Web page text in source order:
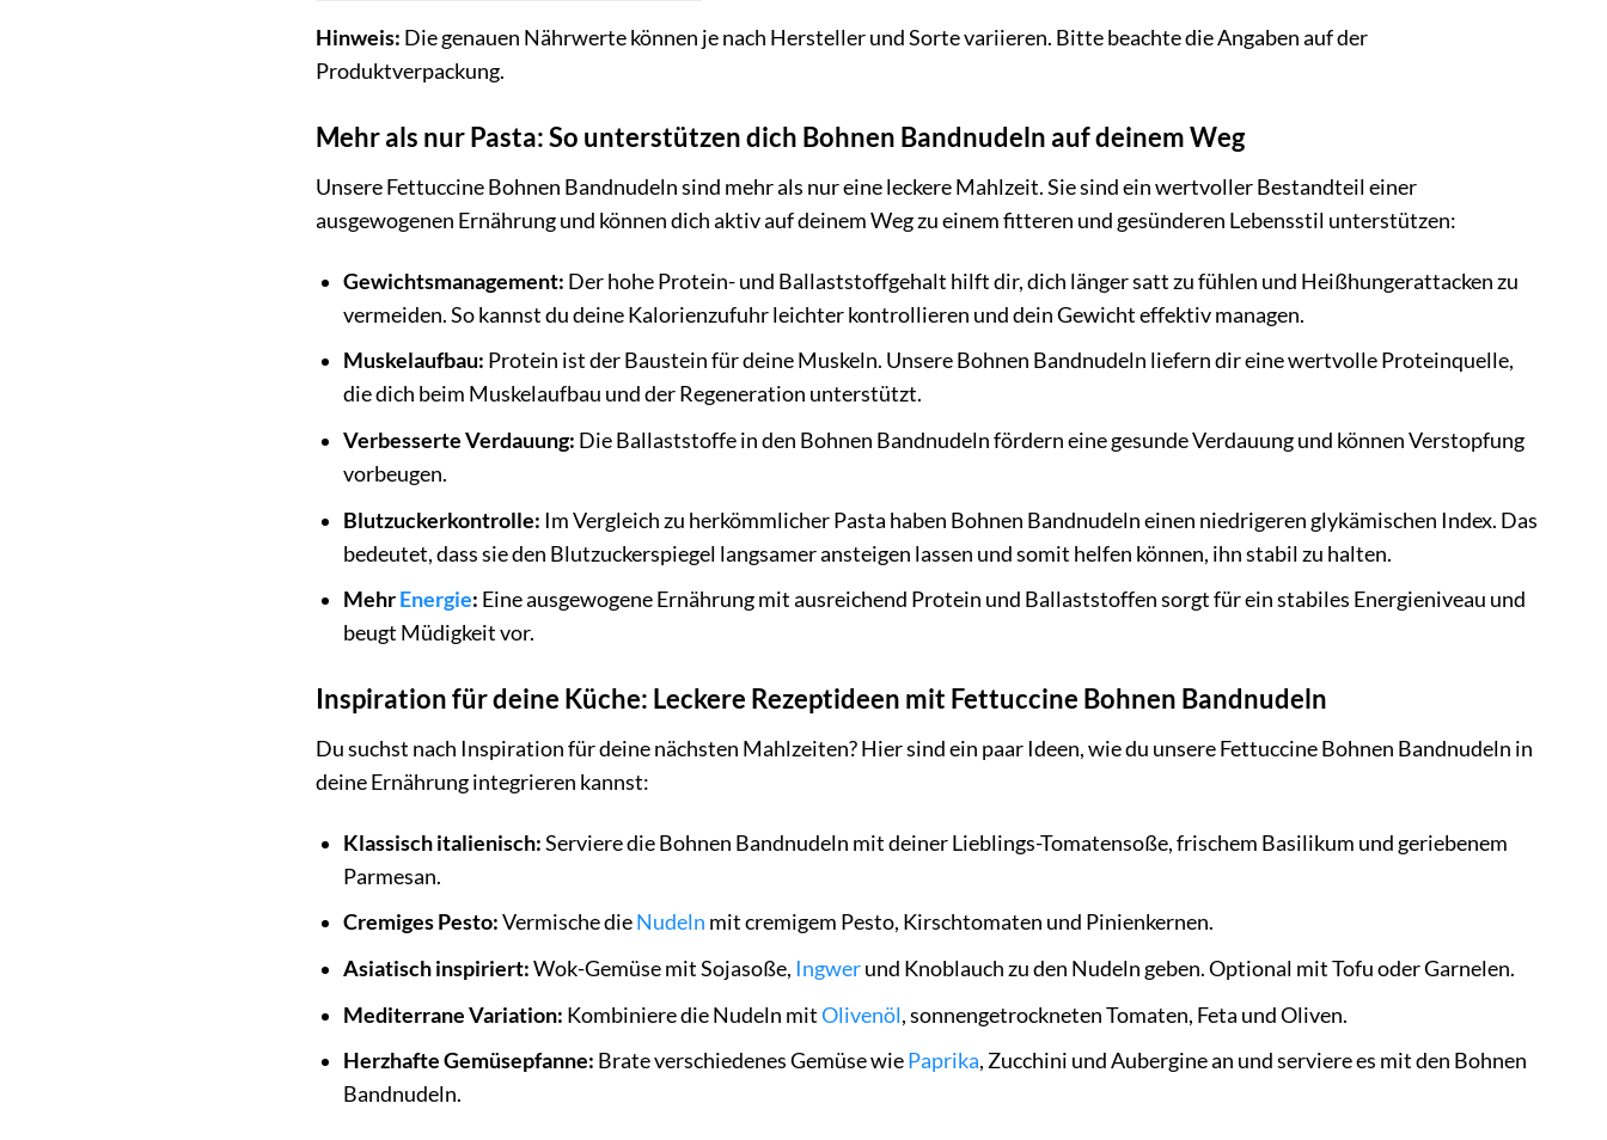
Hinweis: Die genauen Nährwerte können je nach Hersteller und Sorte variieren. Bitte beachte die Angaben auf der
Produktverpackung.
Mehr als nur Pasta: So unterstützen dich Bohnen Bandnudeln auf deinem Weg
Unsere Fettuccine Bohnen Bandnudeln sind mehr als nur eine leckere Mahlzeit. Sie sind ein wertvoller Bestandteil einer
ausgewogenen Ernährung und können dich aktiv auf deinem Weg zu einem fitteren und gesünderen Lebensstil unterstützen:
Gewichtsmanagement: Der hohe Protein- und Ballaststoffgehalt hilft dir, dich länger satt zu fühlen und Heißhungerattacken zu
vermeiden. So kannst du deine Kalorienzufuhr leichter kontrollieren und dein Gewicht effektiv managen.
Muskelaufbau: Protein ist der Baustein für deine Muskeln. Unsere Bohnen Bandnudeln liefern dir eine wertvolle Proteinquelle,
die dich beim Muskelaufbau und der Regeneration unterstützt.
Verbesserte Verdauung: Die Ballaststoffe in den Bohnen Bandnudeln fördern eine gesunde Verdauung und können Verstopfung
vorbeugen.
Blutzuckerkontrolle: Im Vergleich zu herkömmlicher Pasta haben Bohnen Bandnudeln einen niedrigeren glykämischen Index. Das
bedeutet, dass sie den Blutzuckerspiegel langsamer ansteigen lassen und somit helfen können, ihn stabil zu halten.
MehrEnergie: Eine ausgewogene Ernährung mit ausreichend Protein und Ballaststoffen sorgt für ein stabiles Energieniveau und
beugt Müdigkeit vor.
Inspiration für deine Küche: Leckere Rezeptideen mit Fettuccine Bohnen Bandnudeln
Du suchst nach Inspiration für deine nächsten Mahlzeiten? Hier sind ein paar Ideen, wie du unsere Fettuccine Bohnen Bandnudeln in
deine Ernährung integrieren kannst:
Klassisch italienisch:Serviere die Bohnen Bandnudeln mit deiner Lieblings-Tomatensoße, frischem Basilikum und geriebenem
Parmesan.
Cremiges Pesto:Vermische dieNudeln mit cremigem Pesto, Kirschtomaten und Pinienkernen.
Asiatisch inspiriert:Wok-Gemüse mit Sojasoße, Ingwerund Knoblauch zu den Nudeln geben. Optional mit Tofu oder Garnelen.
Mediterrane Variation: Kombiniere die Nudeln mitOlivenöl, sonnengetrockneten Tomaten, Feta und Oliven.
Herzhafte Gemüsepfanne: Brate verschiedenes Gemüse wiePaprika, Zucchini und Aubergine an und serviere es mit den Bohnen
Bandnudeln.